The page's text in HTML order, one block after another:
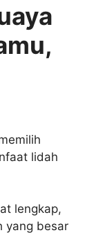
lidah
lengkap,
yang besar